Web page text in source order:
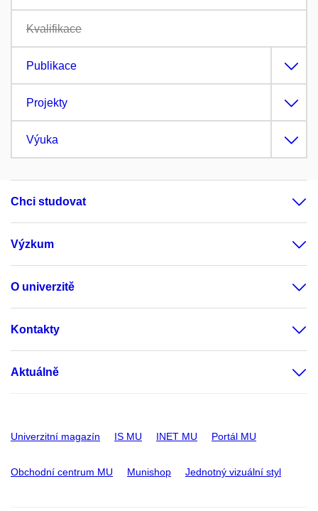
Kvalifikace
Publikace
Projekty
Výuka
Chci studovat
Výzkum
O univerzitě
Kontakty
Aktuálně
Univerzitní magazín IS MU INET MU Portál MU
Obchodní centrum MU Munishop Jednotný vizuální styl